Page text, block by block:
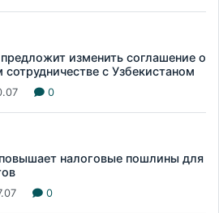
изменить соглашение о
сотрудничестве с Узбекистаном
0
налоговые пошлины для
0